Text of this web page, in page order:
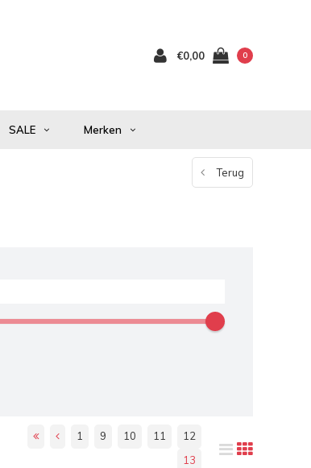
€0,00 0
SALE Merken
Terug
1 9 10 11
12
13